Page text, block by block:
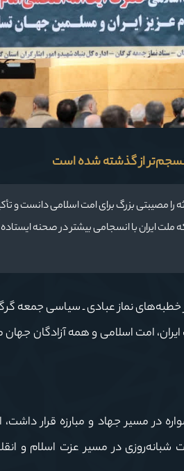
از گذشته شده است
را مصیبتی بزرگ برای امت اسلامی دانست و
ایران با انسجامی بیشتر در صحنه
نورمفیدی ظهر امروز (جمعه ۱۵ اسفند) در خطبه‌های نماز
امت اسلامی و همه آزادگان
در مسیر جهاد و مبارزه قرار
در مسیر عزت اسلام و